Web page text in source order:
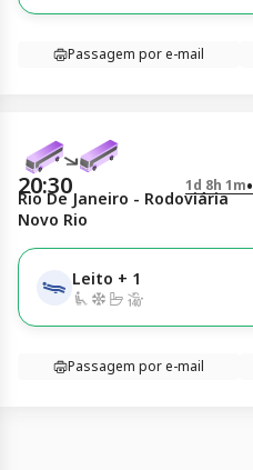
Passagem por e-mail
20:30 1d 8h 1m•
Rio De Janeiro - Rodoviária
Novo Rio
Leito + 1
Passagem por e-mail